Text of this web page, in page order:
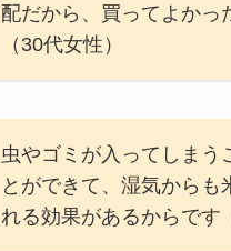
配だから、買ってよかっ
（30代女性）
虫やゴミが入ってしまう
とができて、湿気からも
れる効果があるからです